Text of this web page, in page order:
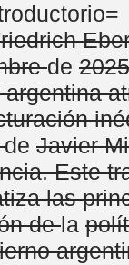
de 2025
argentina
de Javier
Este
las
dela